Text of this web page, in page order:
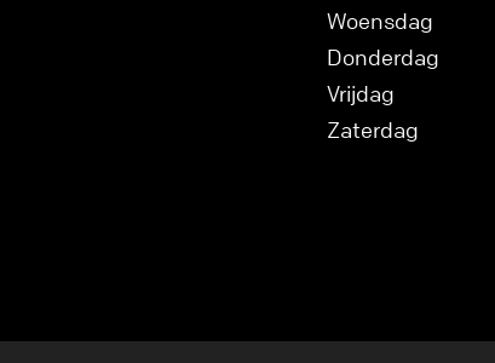
Woensdag
Donderdag
Vrijdag
Zaterdag